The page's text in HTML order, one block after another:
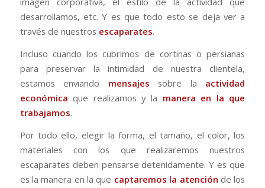
desarrollamos, etc. Y es que todo esto se deja ver a
través de nuestros escaparates.
Incluso cuando los cubrimos de cortinas o persianas
para preservar la intimidad de nuestra clientela,
estamos enviando mensajes sobre la actividad
económica que realizamos y la manera en la que
trabajamos.
Por todo ello, elegir la forma, el tamaño, el color, los
materiales con los que realizaremos nuestros
escaparates deben pensarse detenidamente. Y es que
es la manera en la que captaremos la atención de los